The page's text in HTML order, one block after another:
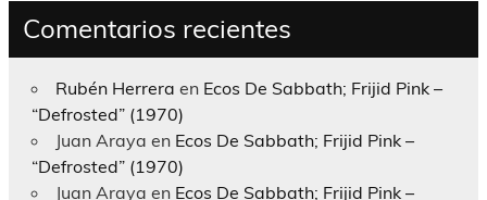
Comentarios recientes
Rubén Herrera en Ecos De Sabbath; Frijid Pink –
“Defrosted” (1970)
Juan Araya en Ecos De Sabbath; Frijid Pink –
“Defrosted” (1970)
Juan Araya en Ecos De Sabbath; Frijid Pink –